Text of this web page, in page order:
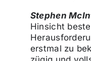
Stephen
Hinsicht
erstmal zu